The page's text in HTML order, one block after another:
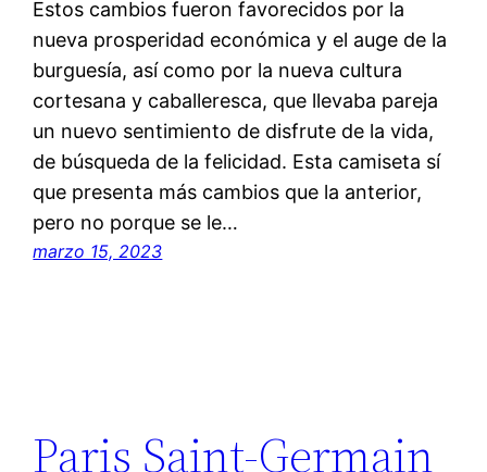
Estos cambios fueron favorecidos por la
nueva prosperidad económica y el auge de la
burguesía, así como por la nueva cultura
cortesana y caballeresca, que llevaba pareja
un nuevo sentimiento de disfrute de la vida,
de búsqueda de la felicidad. Esta camiseta sí
que presenta más cambios que la anterior,
pero no porque se le…
marzo 15, 2023
Paris Saint-Germain